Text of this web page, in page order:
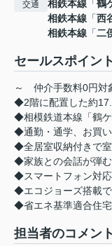
交通 相鉄本線 「鶴
相鉄本線 「西
相鉄本線 「二
セールスポイント
～ 仲介手数料0円
◆2階に配置した約
◆相模鉄道本線「鶴
◆通勤・通学、お買
◆全居室収納付きで
◆家族との会話が弾
◆スマートフォン対
◆エコジョーズ搭載
◆省エネ基準適合住
担当者のコメント